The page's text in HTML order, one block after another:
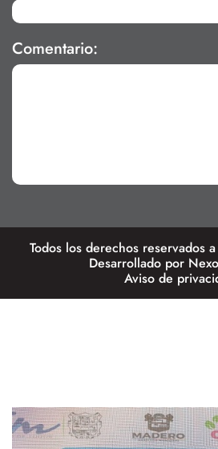
Comentario:
Todos los derechos reservados a
Desarrollado por
Aviso de